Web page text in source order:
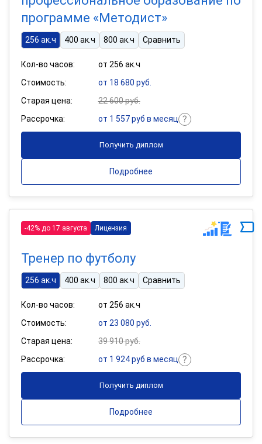
программе «Методист»
256 ак.ч 400 ак.ч 800 ак.ч Сравнить
Кол-во часов:
от 256 ак.ч
Стоимость:
от 18 680 руб.
Старая цена:
22 600 руб.
Рассрочка:
от 1 557 руб в месяц
Получить диплом
Подробнее
-42% до 17 августа Лицензия
Тренер по футболу
256 ак.ч 400 ак.ч 800 ак.ч Сравнить
Кол-во часов:
от 256 ак.ч
Стоимость:
от 23 080 руб.
Старая цена:
39 910 руб.
Рассрочка:
от 1 924 руб в месяц
Получить диплом
Подробнее